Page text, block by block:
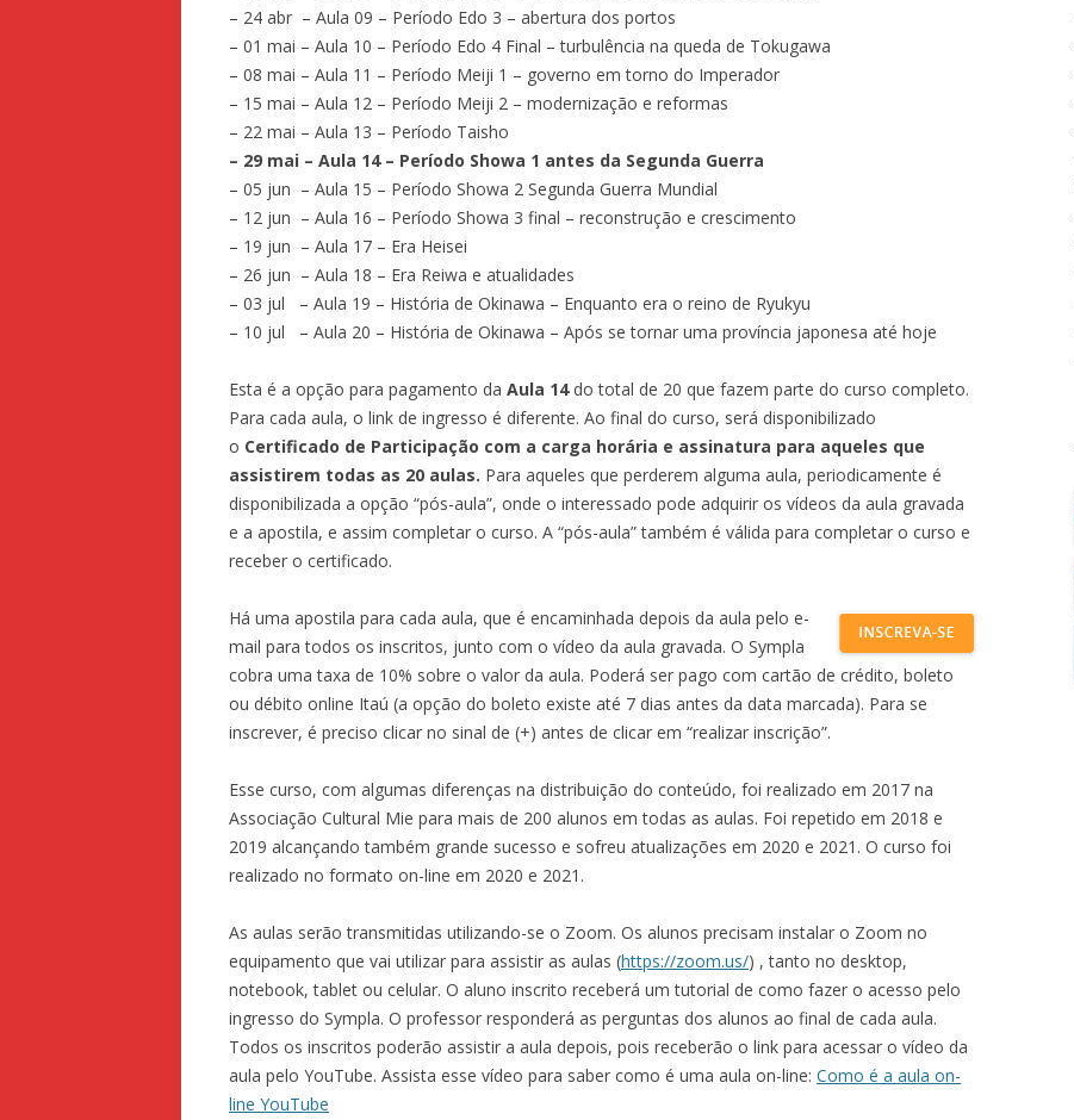
– 24 abr – Aula 09 – Período Edo 3 – abertura dos portos
– 01 mai – Aula 10 – Período Edo 4 Final – turbulência na queda de Tokugawa
– 08 mai – Aula 11 – Período Meiji 1 – governo em torno do Imperador
– 15 mai – Aula 12 – Período Meiji 2 – modernização e reformas
– 22 mai – Aula 13 – Período Taisho
– 29 mai – Aula 14 – Período Showa 1 antes da Segunda Guerra
– 05 jun – Aula 15 – Período Showa 2 Segunda Guerra Mundial
– 12 jun – Aula 16 – Período Showa 3 final – reconstrução e crescimento
– 19 jun – Aula 17 – Era Heisei
– 26 jun – Aula 18 – Era Reiwa e atualidades
– 03 jul – Aula 19 – História de Okinawa – Enquanto era o reino de Ryukyu
– 10 jul – Aula 20 – História de Okinawa – Após se tornar uma província japonesa até hoje
Esta é a opção para pagamento da Aula 14do total de 20 que fazem parte do curso completo.
Para cada aula, o link de ingresso é diferente. Ao final do curso, será disponibilizado
o Certificado de Participação com a carga horária e assinatura para aqueles que
assistirem todas as 20 aulas. Para aqueles que perderem alguma aula, periodicamente é
disponibilizada a opção “pós-aula”, onde o interessado pode adquirir os vídeos da aula gravada
e a apostila, e assim completar o curso. A “pós-aula” também é válida para completar o curso e
receber o certificado.
Há uma apostila para cada aula, que é encaminhada depois da aula pelo e-
mail para todos os inscritos, junto com o vídeo da aula gravada. O Sympla
cobra uma taxa de 10% sobre o valor da aula. Poderá ser pago com cartão de crédito, boleto
ou débito online Itaú (a opção do boleto existe até 7 dias antes da data marcada). Para se
inscrever, é preciso clicar no sinal de (+) antes de clicar em “realizar inscrição”.
Esse curso, com algumas diferenças na distribuição do conteúdo, foi realizado em 2017 na
Associação Cultural Mie para mais de 200 alunos em todas as aulas. Foi repetido em 2018 e
2019 alcançando também grande sucesso e sofreu atualizações em 2020 e 2021. O curso foi
realizado no formato on-line em 2020 e 2021.
As aulas serão transmitidas utilizando-se o Zoom. Os alunos precisam instalar o Zoom no
equipamento que vai utilizar para assistir as aulas (https://zoom.us/) , tanto no desktop,
notebook, tablet ou celular. O aluno inscrito receberá um tutorial de como fazer o acesso pelo
ingresso do Sympla. O professor responderá as perguntas dos alunos ao final de cada aula.
Todos os inscritos poderão assistir a aula depois, pois receberão o link para acessar o vídeo da
aula pelo YouTube. Assista esse vídeo para saber como é uma aula on-line: Como é a aula on-
line YouTube